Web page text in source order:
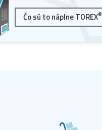
Čo sú to náplne TOREX®